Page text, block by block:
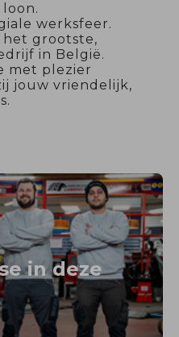
werksfeer.
het grootste,
in België.
met plezier
jouw vriendelijk,
in deze